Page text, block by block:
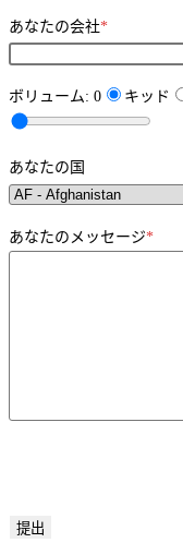
あなたの会社*
ボリューム: 0 キッド
あなたの国
あなたのメッセージ*